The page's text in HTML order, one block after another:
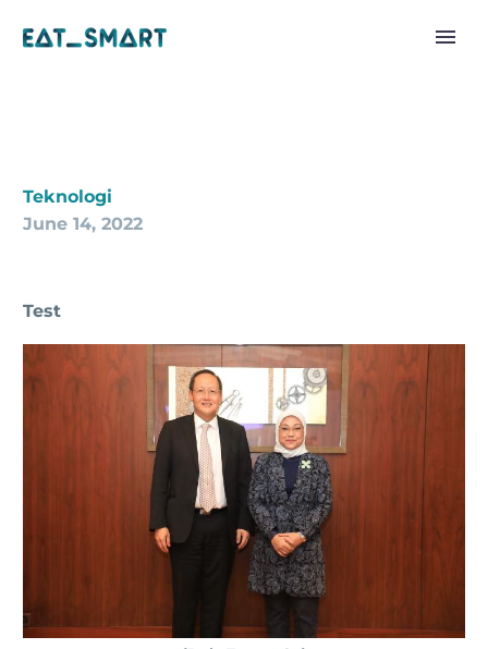
Teknologi
June 14, 2022
Test